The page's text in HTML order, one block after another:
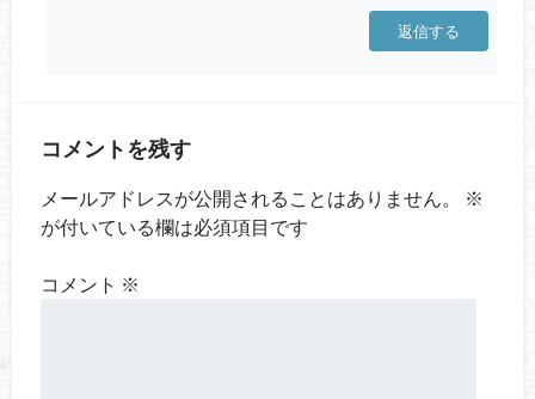
返信する
コメントを残す
メールアドレスが公開されることはありません。
※
が付いている欄は必須項目です
コメント ※